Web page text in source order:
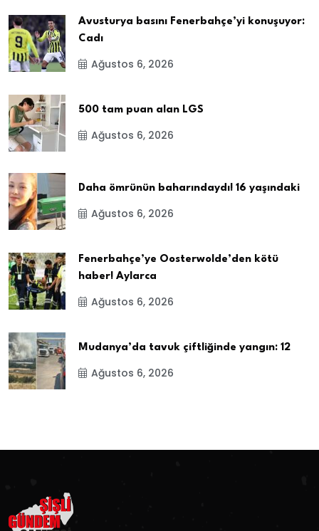
Avusturya basını Fenerbahçe’yi konuşuyor:
Cadı
Ağustos 6, 2026
500 tam puan alan LGS
Ağustos 6, 2026
Daha ömrünün baharındaydı! 16 yaşındaki
Ağustos 6, 2026
Fenerbahçe’ye Oosterwolde’den kötü
haber! Aylarca
Ağustos 6, 2026
Mudanya’da tavuk çiftliğinde yangın: 12
Ağustos 6, 2026